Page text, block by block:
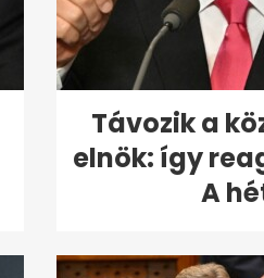
Távozik a
elnök: így
A